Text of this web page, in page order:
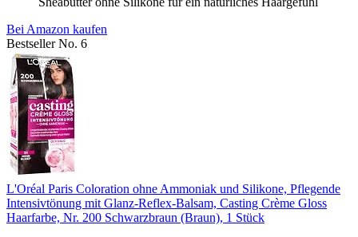
Bei Amazon kaufen
Bestseller No. 6
L'Oréal Paris Coloration ohne Ammoniak und Silikone, Pflegende
Intensivtönung mit Glanz-Reflex-Balsam, Casting Crème Gloss
Haarfarbe, Nr. 200 Schwarzbraun (Braun), 1 Stück